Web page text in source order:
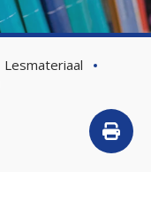
Lesmateriaal